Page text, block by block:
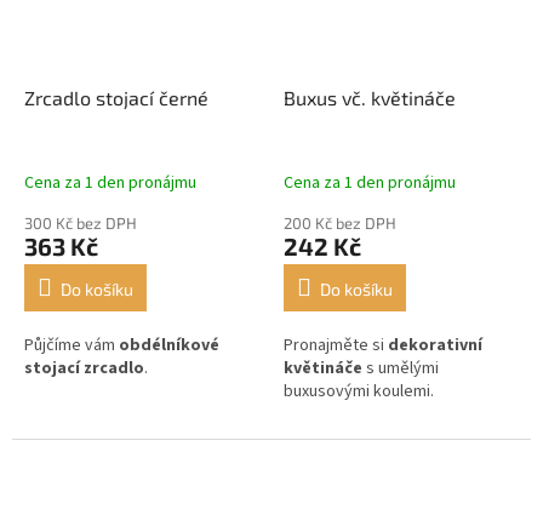
Zrcadlo stojací černé
Cena za 1 den pronájmu
300 Kč bez DPH
363 Kč
Do košíku
Půjčíme vám obdélníkové
stojací zrcadlo.
Buxus vč. květináče
Cena za 1 den pronájmu
200 Kč bez DPH
242 Kč
Do košíku
Pronajměte si dekorativní
květináče s umělými
buxusovými koulemi.